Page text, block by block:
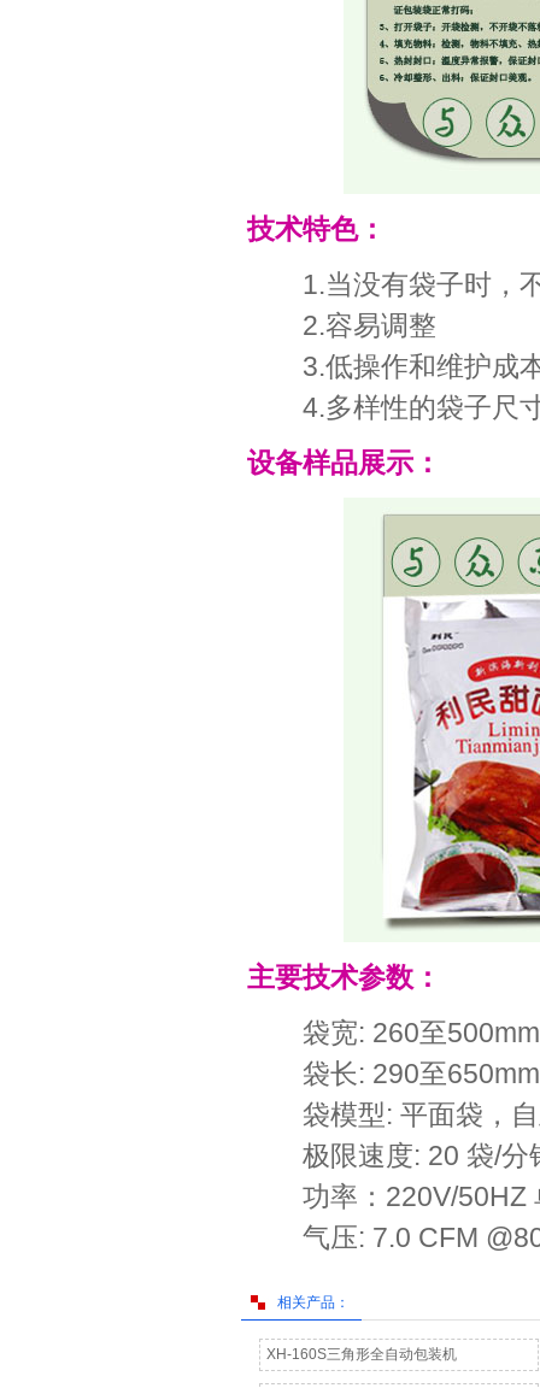
技术特色：
1.当没有袋子时，
2.容易调整
3.低操作和维护成
4.多样性的袋子尺
设备样品展示：
主要技术参数：
袋宽: 260至500mm
袋长: 290至650mm
袋模型: 平面袋，自
极限速度: 20 袋/分
功率：220V/50HZ
气压: 7.0 CFM
相关产品：
XH-160S三角形全自动包装机